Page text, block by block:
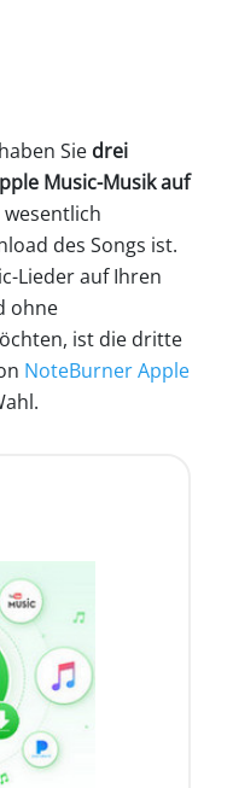
Sie drei
Music-Musik auf
wesentlich
des Songs ist.
Lieder auf Ihren
ohne
ist die dritte
NoteBurner Apple